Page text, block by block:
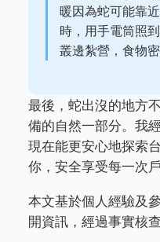
暖因為蛇可能靠
時，用手電筒照
叢邊紮營，食物
最後，蛇出沒的地方
備的自然一部分。我
現在能更安心地探索
你，安全享受每一次戶
本文基於個人經驗及
開資訊，經過事實核查